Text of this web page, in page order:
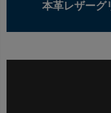
本革レザーグ